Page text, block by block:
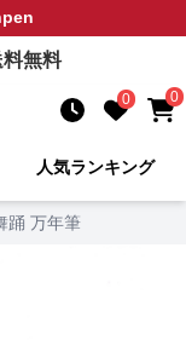
無料
0 0
人気ランキング
踊 万年筆